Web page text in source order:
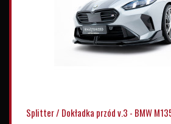
Splitter / Dokładka przód v.3 - BMW